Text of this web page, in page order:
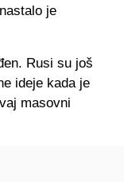
je
Rusi su još
ideje kada je
masovni